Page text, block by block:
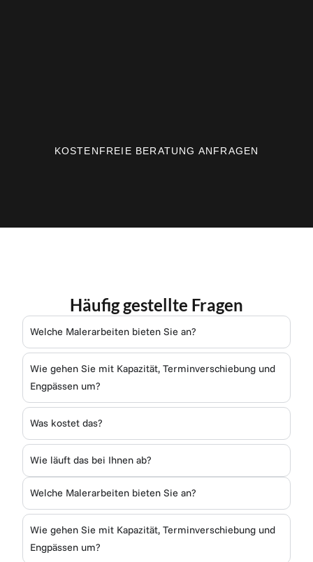
KOSTENFREIE BERATUNG ANFRAGEN
Häufig gestellte Fragen
Welche Malerarbeiten bieten Sie an?
Wie gehen Sie mit Kapazität, Terminverschiebung und
Engpässen um?
Was kostet das?
Wie läuft das bei Ihnen ab?
Welche Malerarbeiten bieten Sie an?
Wie gehen Sie mit Kapazität, Terminverschiebung und
Engpässen um?